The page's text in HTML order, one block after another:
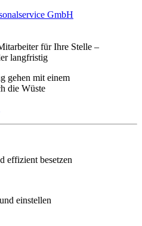
für Ihre Stelle –
langfristig
effizient besetzen
einstellen